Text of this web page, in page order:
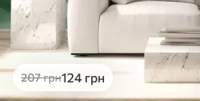
207грн124 грн